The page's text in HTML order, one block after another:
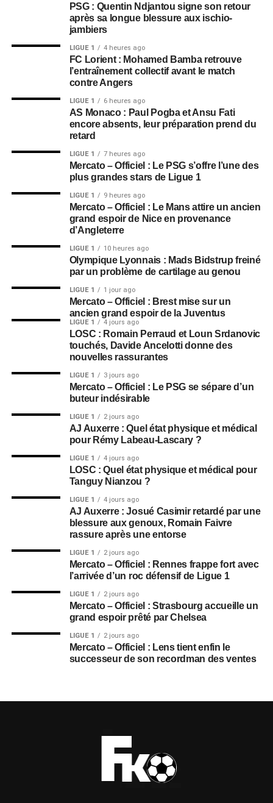
PSG : Quentin Ndjantou signe son retour
après sa longue blessure aux ischio-
jambiers
LIGUE 1 4 heures ago
FC Lorient : Mohamed Bamba retrouve
l’entraînement collectif avant le match
contre Angers
LIGUE 1 6 heures ago
AS Monaco : Paul Pogba et Ansu Fati
encore absents, leur préparation prend du
retard
LIGUE 1 7 heures ago
Mercato – Officiel : Le PSG s’offre l’une des
plus grandes stars de Ligue 1
LIGUE 1 9 heures ago
Mercato – Officiel : Le Mans attire un ancien
grand espoir de Nice en provenance
d’Angleterre
LIGUE 1 10 heures ago
Olympique Lyonnais : Mads Bidstrup freiné
par un problème de cartilage au genou
LIGUE 1 1 jour ago
Mercato – Officiel : Brest mise sur un
ancien grand espoir de la Juventus
LIGUE 1 4 jours ago
LOSC : Romain Perraud et Loun Srdanovic
touchés, Davide Ancelotti donne des
nouvelles rassurantes
LIGUE 1 3 jours ago
Mercato – Officiel : Le PSG se sépare d’un
buteur indésirable
LIGUE 1 2 jours ago
AJ Auxerre : Quel état physique et médical
pour Rémy Labeau-Lascary ?
LIGUE 1 4 jours ago
LOSC : Quel état physique et médical pour
Tanguy Nianzou ?
LIGUE 1 4 jours ago
AJ Auxerre : Josué Casimir retardé par une
blessure aux genoux, Romain Faivre
rassure après une entorse
LIGUE 1 2 jours ago
Mercato – Officiel : Rennes frappe fort avec
l’arrivée d’un roc défensif de Ligue 1
LIGUE 1 2 jours ago
Mercato – Officiel : Strasbourg accueille un
grand espoir prêté par Chelsea
LIGUE 1 2 jours ago
Mercato – Officiel : Lens tient enfin le
successeur de son recordman des ventes